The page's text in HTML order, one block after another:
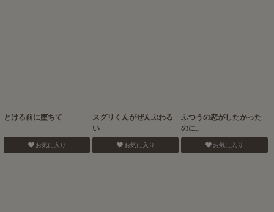
とける前に堕ちて
お気に入り
スグリくんがぜんぶわる
い
お気に入り
ふつうの恋がしたかった
のに。
お気に入り